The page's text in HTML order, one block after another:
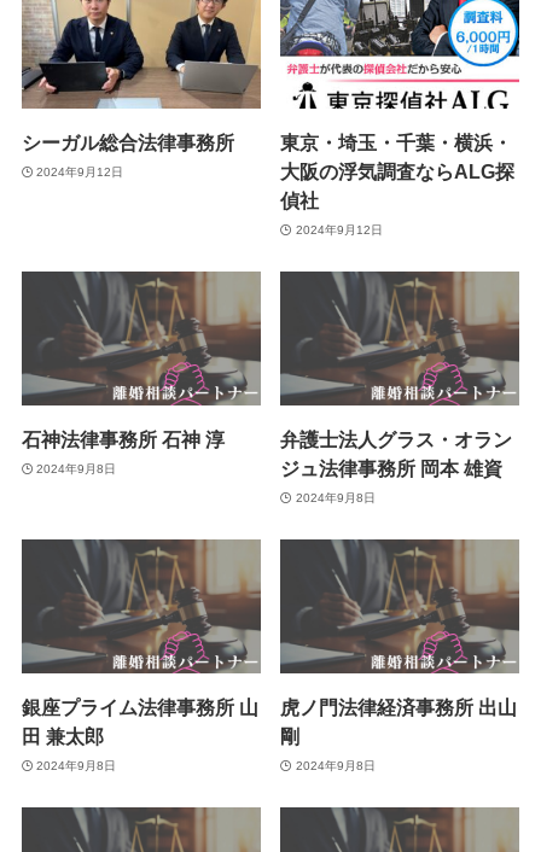
シーガル総合法律事務所
2024年9月12日
東京・埼玉・千葉・横浜・
大阪の浮気調査ならALG探
偵社
2024年9月12日
石神法律事務所 石神 淳
2024年9月8日
弁護士法人グラス・オラン
ジュ法律事務所 岡本 雄資
2024年9月8日
銀座プライム法律事務所 山
田 兼太郎
2024年9月8日
虎ノ門法律経済事務所 出山
剛
2024年9月8日